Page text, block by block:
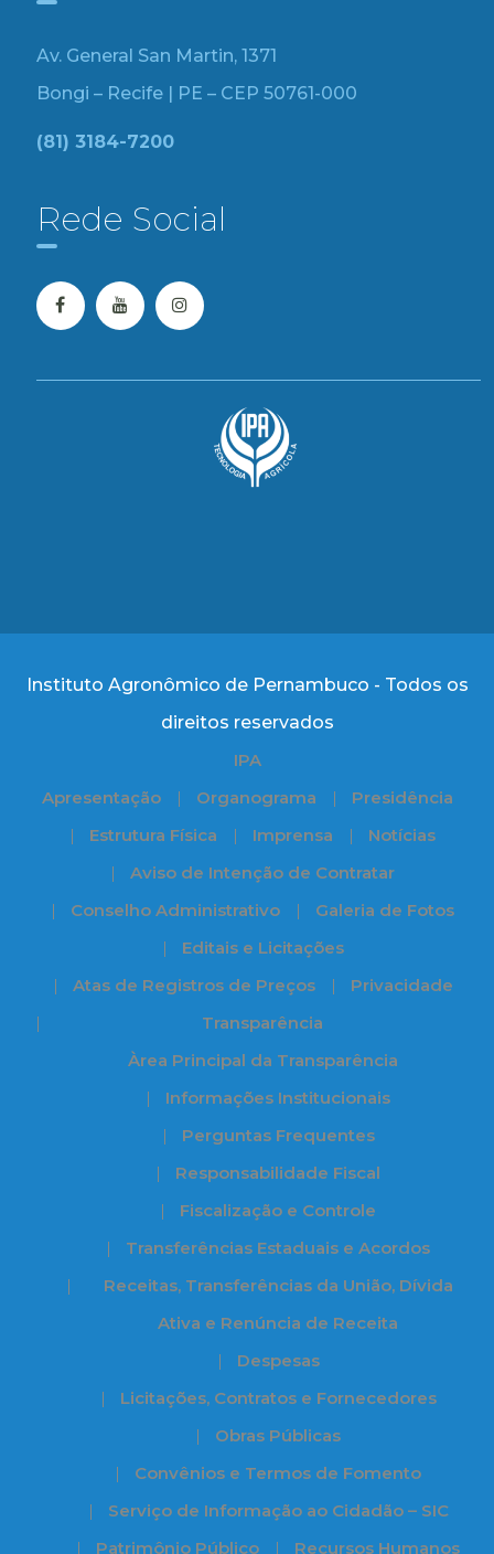
Av. General San Martin, 1371
Bongi – Recife | PE – CEP 50761-000
(81) 3184-7200
Rede Social
Instituto Agronômico de Pernambuco - Todos os
direitos reservados
IPA
Apresentação
Organograma
Presidência
Estrutura Física
Imprensa
Notícias
Aviso de Intenção de Contratar
Conselho Administrativo
Galeria de Fotos
Editais e Licitações
Atas de Registros de Preços
Privacidade
Transparência
Àrea Principal da Transparência
Informações Institucionais
Perguntas Frequentes
Responsabilidade Fiscal
Fiscalização e Controle
Transferências Estaduais e Acordos
Receitas, Transferências da União, Dívida
Ativa e Renúncia de Receita
Despesas
Licitações, Contratos e Fornecedores
Obras Públicas
Convênios e Termos de Fomento
Serviço de Informação ao Cidadão – SIC
Patrimônio Público
Recursos Humanos